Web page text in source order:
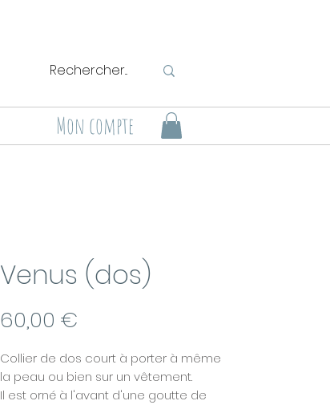
Mon compte
Venus (dos)
60,00 €
Collier de dos court à porter à même
la peau ou bien sur un vêtement.
Il est orné à l'avant d'une goutte de